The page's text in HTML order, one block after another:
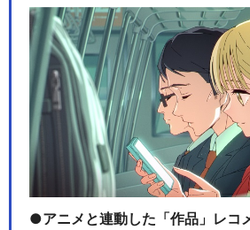
アニメと連動した「作品」レコ